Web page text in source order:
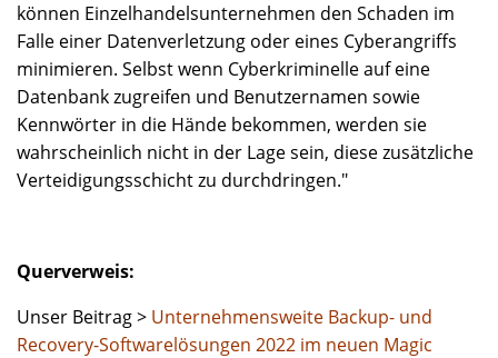
können Einzelhandelsunternehmen den Schaden im
Falle einer Datenverletzung oder eines Cyberangriffs
minimieren. Selbst wenn Cyberkriminelle auf eine
Datenbank zugreifen und Benutzernamen sowie
Kennwörter in die Hände bekommen, werden sie
wahrscheinlich nicht in der Lage sein, diese zusätzliche
Verteidigungsschicht zu durchdringen."
Querverweis:
Unser Beitrag > Unternehmensweite Backup- und
Recovery-Softwarelösungen 2022 im neuen Magic